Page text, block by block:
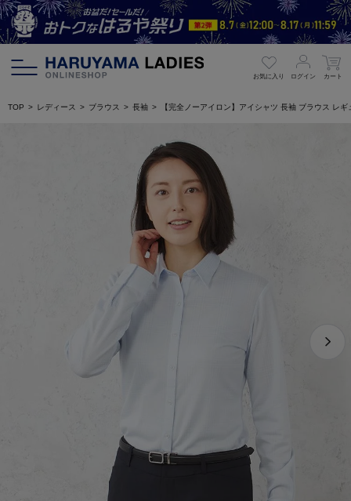
お気に入り ログイン カート
TOP レディース ブラウス 長袖 【完全ノーアイロン】アイシャツ 長袖 ブラウス レ